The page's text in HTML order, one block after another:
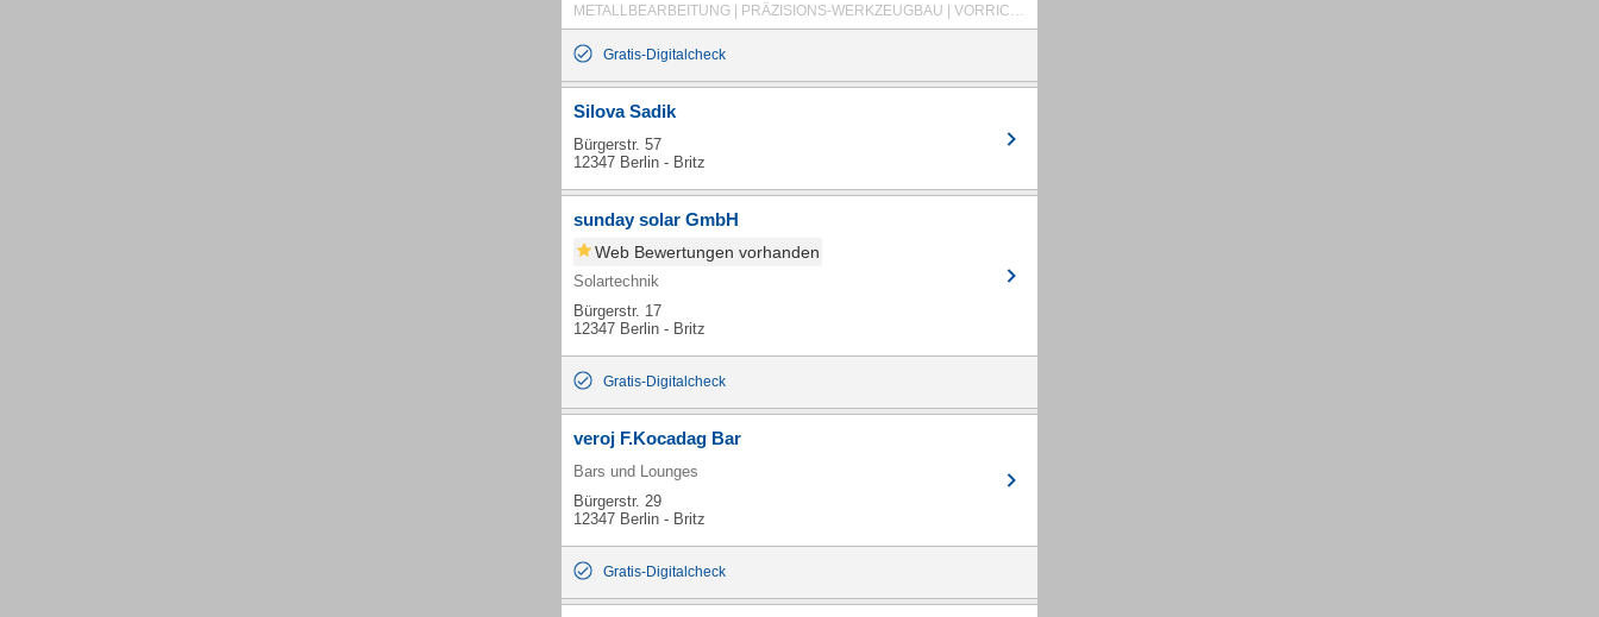
METALLBEARBEITUNG | PRÄZISIONS-WERKZEUGBAU | VORRICHTUNGEN | SONDERMASCHINEN | STANZENBAU | CNC | ERODIERUNG | LEHREN | LEHRENBAU
Gratis-Digitalcheck
Silova Sadik
Bürgerstr. 57
12347 Berlin - Britz
sunday solar GmbH
Web Bewertungen vorhanden
Solartechnik
Bürgerstr. 17
12347 Berlin - Britz
Gratis-Digitalcheck
veroj F.Kocadag Bar
Bars und Lounges
Bürgerstr. 29
12347 Berlin - Britz
Gratis-Digitalcheck